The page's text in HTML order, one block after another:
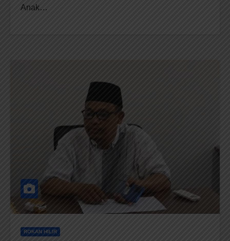
Anak…
ROKAN HILIR